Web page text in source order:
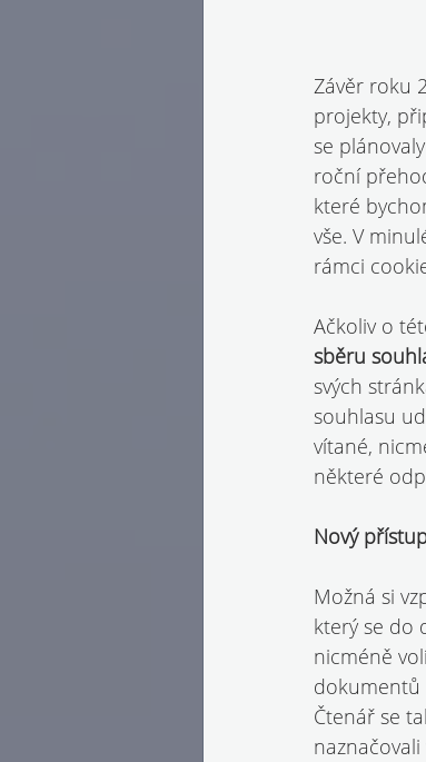
Závěr roku
projekty,
se plánovaly
roční
které
vše. V
rámci
Ačkoliv o
sběru
svých
souhlasu
vítané,
některé
Nový
Možná si
který se do
nicméně
dokumentů
Čtenář se